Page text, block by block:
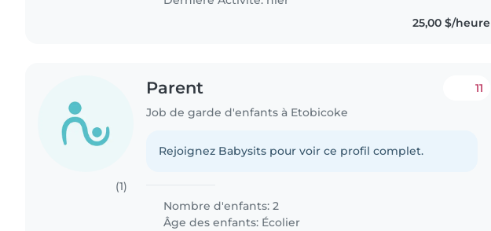
25,00 $/heure
(1)
Parent
Job de garde d'enfants à Etobicoke
11
Rejoignez Babysits pour voir ce profil complet.
Nombre d'enfants: 2
Âge des enfants: Écolier